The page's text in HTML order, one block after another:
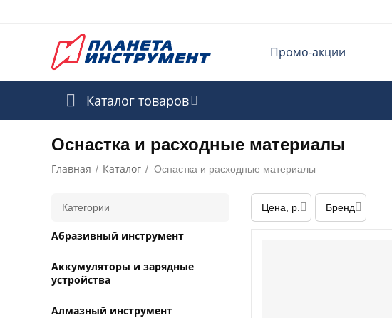
Промо-акции
Каталог товаров
Оснастка и расходные материалы
Главная / Каталог / Оснастка и расходные материалы
Цена, р. Бренд
Категории
Абразивный инструмент
Аккумуляторы и зарядные
устройства
Алмазный инструмент